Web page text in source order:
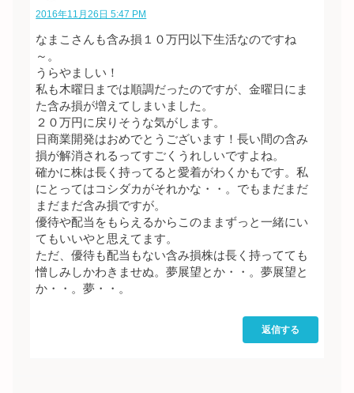
2016年11月26日 5:47 PM
なまこさんも含み損１０万円以下生活なのですね
～。
うらやましい！
私も木曜日までは順調だったのですが、金曜日にま
た含み損が増えてしまいました。
２０万円に戻りそうな気がします。
日商業開発はおめでとうございます！長い間の含み
損が解消されるってすごくうれしいですよね。
確かに株は長く持ってると愛着がわくかもです。私
にとってはコシダカがそれかな・・。でもまだまだ
まだまだ含み損ですが。
優待や配当をもらえるからこのままずっと一緒にい
てもいいやと思えてます。
ただ、優待も配当もない含み損株は長く持ってても
憎しみしかわきませぬ。夢展望とか・・。夢展望と
か・・。夢・・。
返信する